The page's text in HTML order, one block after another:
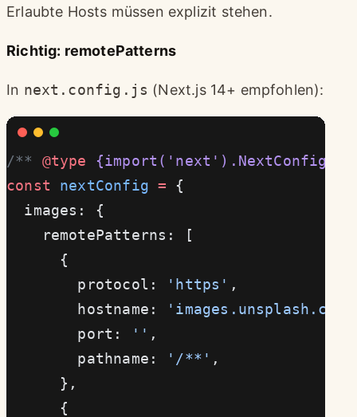
Erlaubte Hosts müssen explizit stehen.
Richtig: remotePatterns
In next.config.js (Next.js 14+ empfohlen):
/** @type {import('next').NextConfig}
const nextConfig = {
  images: {
    remotePatterns: [
      {
        protocol:
'https' ,
        hostname:
'images.unsplash.com'
        port:
'' ,
        pathname:
'/**' ,
      },
      {